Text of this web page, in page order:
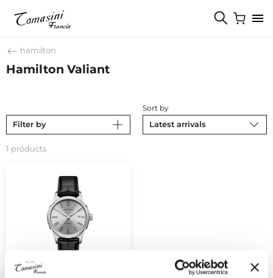
hamilton
Hamilton Valiant
Filter by
Sort by
Latest arrivals
1 products